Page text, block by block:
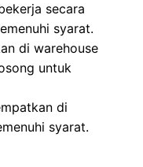
secara
syarat.
di warehouse
untuk
di
syarat.